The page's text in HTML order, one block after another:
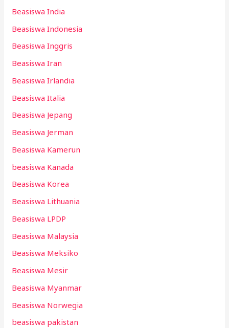
Beasiswa India
Beasiswa Indonesia
Beasiswa Inggris
Beasiswa Iran
Beasiswa Irlandia
Beasiswa Italia
Beasiswa Jepang
Beasiswa Jerman
Beasiswa Kamerun
beasiswa Kanada
Beasiswa Korea
Beasiswa Lithuania
Beasiswa LPDP
Beasiswa Malaysia
Beasiswa Meksiko
Beasiswa Mesir
Beasiswa Myanmar
Beasiswa Norwegia
beasiswa pakistan